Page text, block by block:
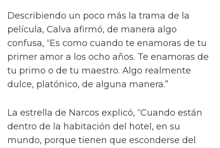
Describiendo un poco más la trama de la
película, Calva afirmó, de manera algo
confusa, “Es como cuando te enamoras de tu
primer amor a los ocho años. Te enamoras de
tu primo o de tu maestro. Algo realmente
dulce, platónico, de alguna manera.”
La estrella de Narcos explicó, “Cuando están
dentro de la habitación del hotel, en su
mundo, porque tienen que esconderse del